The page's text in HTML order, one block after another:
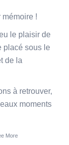
mémoire !
le plaisir de
placé sous le
de la
à retrouver,
moments
More